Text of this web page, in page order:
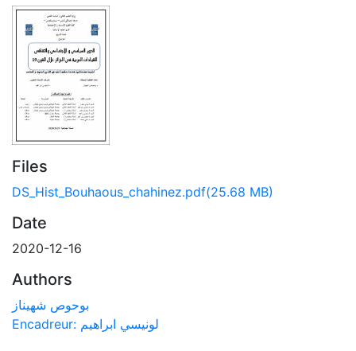
Files
DS_Hist_Bouhaous_chahinez.pdf(25.68 MB)
Date
2020-12-16
Authors
بوحوص شهيناز
Encadreur: لونيسي ابراهيم